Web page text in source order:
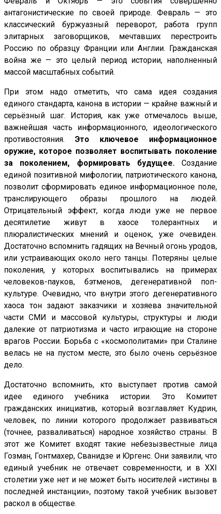
антагонистические по своей природе. Февраль — это
классический буржуазный переворот, работа групп
элитарных заговорщиков, мечтавших перестроить
Россию по образцу Франции или Англии. Гражданская
война же — это целый период истории, наполненный
массой масштабных событий.
При этом надо отметить, что сама идея создания
единого стандарта, канона в истории — крайне важный и
серьёзный шаг. История, как уже отмечалось выше,
важнейшая часть информационного, идеологического
противостояния. Это ключевое информационное
оружие, которое позволяет воспитывать поколение
за поколением, формировать будущее.Создание
единой позитивной мифологии, патриотического канона,
позволит сформировать единое информационное поле,
транслирующего образы прошлого на людей.
Отрицательный эффект, когда люди уже не первое
десятилетие живут в хаосе толерантных и
плюралистических мнений и оценок, уже очевиден.
Достаточно вспомнить гадящих на Вечный огонь уродов,
или устраивающих около него танцы. Потеряны целые
поколения, у которых воспитывались на примерах
человеков-пауков, бэтменов, дегенеративной поп-
культуре. Очевидно, что внутри этого дегенеративного
хаоса тон задают заказчики и хозяева значительной
части СМИ и массовой культуры, структуры и люди
далекие от патриотизма и часто играющие на стороне
врагов России. Борьба с «космополитами» при Сталине
велась не на пустом месте, это было очень серьёзное
дело.
Достаточно вспомнить, кто выступает против самой
идее единого учебника истории. Это Комитет
гражданских инициатив, который возглавляет Кудрин,
человек, по линии которого продолжает развиваться
(точнее, разваливаться) народное хозяйство страны. В
этот же Комитет входят такие небезызвестные лица
Гозман, Гонтмахер, Сванидзе и Юргенс. Они заявили, что
единый учебник не отвечает современности, и в XXI
столетии уже нет и не может быть носителей «истины в
последней инстанции», поэтому такой учебник вызовет
раскол в обществе.